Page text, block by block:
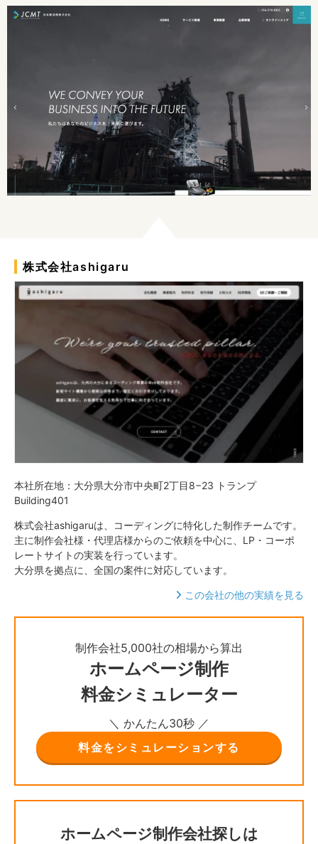
株式会社ashigaru
本社所在地：大分県大分市中央町2丁目8−23 トランプ
Building401
株式会社ashigaruは、コーディングに特化した制作チームです。
主に制作会社様・代理店様からのご依頼を中心に、LP・コーポ
レートサイトの実装を行っています。
大分県を拠点に、全国の案件に対応しています。
この会社の他の実績を見る
制作会社5,000社の相場から算出
ホームページ制作
料金シミュレーター
＼ かんたん30秒 ／
料金をシミュレーションする
ホームページ制作会社探しは